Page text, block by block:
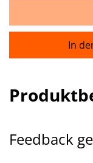
In
Feedback